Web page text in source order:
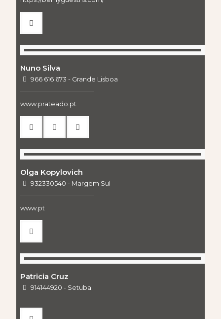
Nuno Silva
966 616 673 - Grande Lisboa
www.prateado.pt
Olga Kopylovich
932330540 - Margem Sul
www.pt
Patricia Cruz
914144920 - Setubal